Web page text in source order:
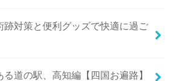
跡対策と便利グッズで快適に過ご
る道の駅、高知編【四国お遍路】